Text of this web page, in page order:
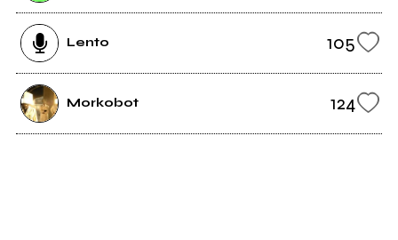
Lento 105
Morkobot 124